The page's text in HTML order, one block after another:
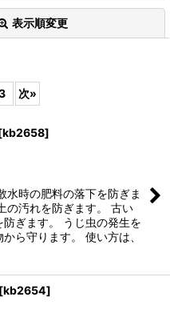
表示順変更
次»
kb2658]
水時の肥料の落下を防ぎま
の汚れを防ぎます。 古い
ぎます。 うじ虫の発生を
ら守ります。 使い方は、
[kb2654]